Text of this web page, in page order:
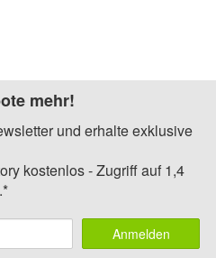
mehr!
und erhalte exklusive
kostenlos - Zugriff auf 1,4
Anmelden